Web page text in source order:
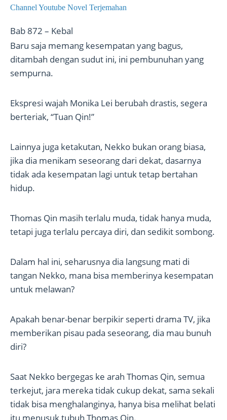
Channel Youtube Novel Terjemahan
Bab 872 – Kebal
Baru saja memang kesempatan yang bagus,
ditambah dengan sudut ini, ini pembunuhan yang
sempurna.
Ekspresi wajah Monika Lei berubah drastis, segera
berteriak, “Tuan Qin!”
Lainnya juga ketakutan, Nekko bukan orang biasa,
jika dia menikam seseorang dari dekat, dasarnya
tidak ada kesempatan lagi untuk tetap bertahan
hidup.
Thomas Qin masih terlalu muda, tidak hanya muda,
tetapi juga terlalu percaya diri, dan sedikit sombong.
Dalam hal ini, seharusnya dia langsung mati di
tangan Nekko, mana bisa memberinya kesempatan
untuk melawan?
Apakah benar-benar berpikir seperti drama TV, jika
memberikan pisau pada seseorang, dia mau bunuh
diri?
Saat Nekko bergegas ke arah Thomas Qin, semua
terkejut, jara mereka tidak cukup dekat, sama sekali
tidak bisa menghalanginya, hanya bisa melihat belati
itu menusuk tubuh Thomas Qin.